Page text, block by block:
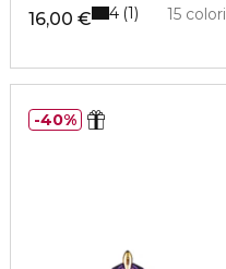
16,00 € 15 colori
4 1
40%